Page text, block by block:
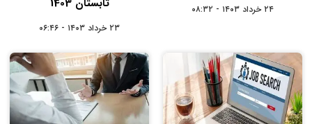
۲۴ خرداد ۱۴۰۳ - ۰۸:۳۲
تابستان 1403
۲۳ خرداد ۱۴۰۳ - ۰۶:۴۶